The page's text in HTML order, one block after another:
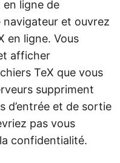
ligne de
et ouvrez
en ligne. Vous
afficher
TeX que vous
suppriment
d’entrée et de sortie
pas vous
confidentialité.